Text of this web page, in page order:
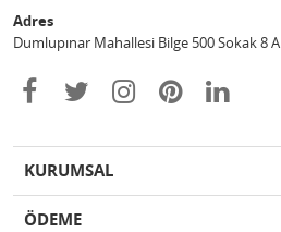
Adres
Dumlupınar Mahallesi Bilge 500 Sokak 8
KURUMSAL
ÖDEME